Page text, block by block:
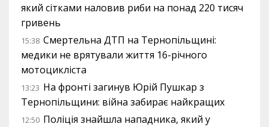
який сітками наловив риби на понад 220 тисяч
гривень
15:38 Смертельна ДТП на Тернопільщині:
медики не врятували життя 16-річного
мотоцикліста
13:23 На фронті загинув Юрій Пушкар з
Тернопільщини: війна забирає найкращих
12:50 Поліція знайшла нападника, який у